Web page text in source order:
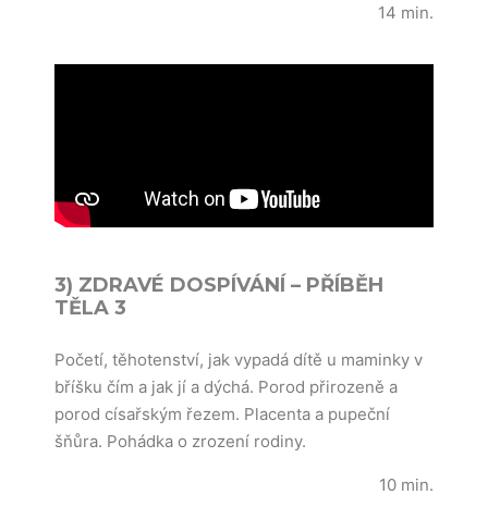
14 min.
3) ZDRAVÉ DOSPÍVÁNÍ – PŘÍBĚH
TĚLA 3
Početí, těhotenství, jak vypadá dítě u maminky v
bříšku čím a jak jí a dýchá. Porod přirozeně a
porod císařským řezem. Placenta a pupeční
šňůra. Pohádka o zrození rodiny.
10 min.